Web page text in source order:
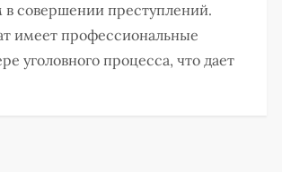
совершении преступлений.
имеет профессиональные
уголовного процесса, что дает